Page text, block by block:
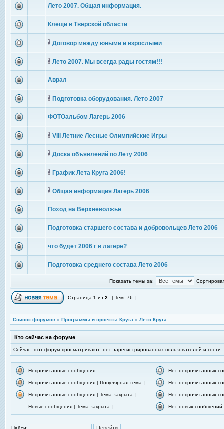
Лето 2007. Общая информация.
Клещи в Тверской области
Договор между юными и взрослыми
Лето 2007. Мы всегда рады гостям!!!
Аврал
Подготовка оборудования. Лето 2007
ФОТОальбом Лагерь 2006
VIII Летние Лесные Олимпийские Игры
Доска объявлений по Лету 2006
График Лета Круга 2006!
Общая информация Лагерь 2006
Поход на Верхневолжье
Подготовка старшего состава и добровольцев Лето 2006
что будет 2006 г в лагере?
Подготовка среднего состава Лето 2006
Показать темы за:
Страница 1 из 2 [ Тем: 76 ]
Список форумов » Программы и проекты Круга » Лето Круга
Кто сейчас на форуме
Сейчас этот форум просматривают: нет зарегистрированных пользователей и гости:
Непрочитанные сообщения Нет непрочитанных
Непрочитанные сообщения [ Популярная тема ] Нет непрочитанных
Непрочитанные сообщения [ Тема закрыта ] Нет непрочитанных
Новые сообщения [ Тема закрыта ] Нет новых сообщений